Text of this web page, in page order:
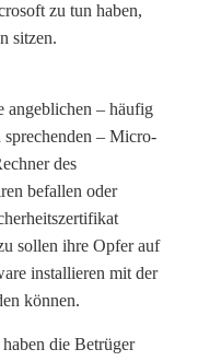
zu tun haben,
sitzen.
angeblichen – häufig
sprechenden – Mi­cro­
des
befallen oder
sollen ihre Opfer auf
installieren mit der
können.
die Betrüger